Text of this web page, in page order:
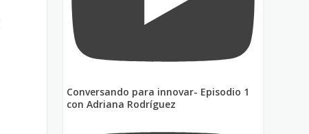
Conversando para innovar- Episodio 1
con Adriana Rodríguez